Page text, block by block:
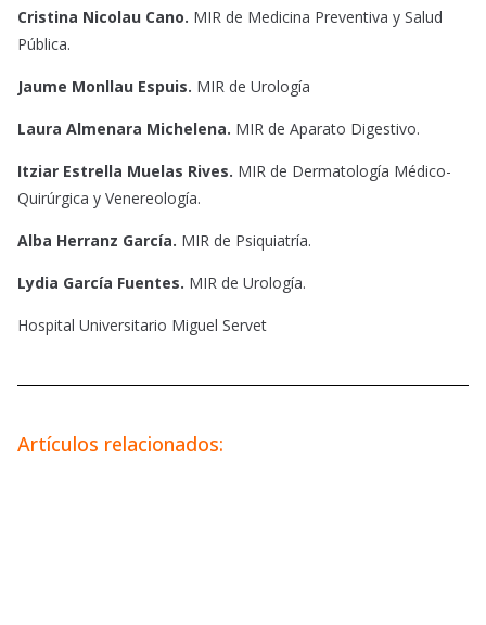
Cristina Nicolau Cano. MIR de Medicina Preventiva y Salud
Pública.
Jaume Monllau Espuis. MIR de Urología
Laura Almenara Michelena. MIR de Aparato Digestivo.
Itziar Estrella Muelas Rives. MIR de Dermatología Médico-
Quirúrgica y Venereología.
Alba Herranz García. MIR de Psiquiatría.
Lydia García Fuentes. MIR de Urología.
Hospital Universitario Miguel Servet
Artículos relacionados: